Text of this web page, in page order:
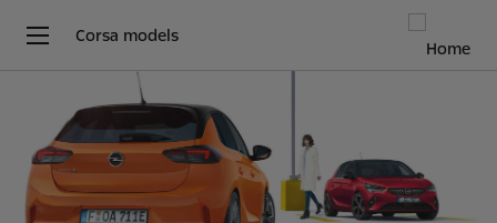
Corsa models